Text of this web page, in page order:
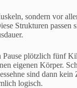
sondern vor
Strukturen passen
Pause plötzlich fünf
eigenen Körper.
sind dann kein
logisch.